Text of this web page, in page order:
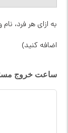
به ازای هر فرد،
اضافه کنید)
ساعت خروج